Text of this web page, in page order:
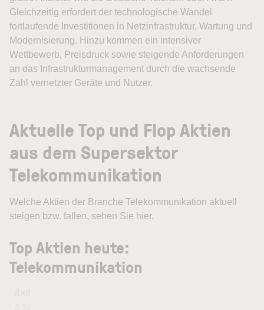
Gleichzeitig erfordert der technologische Wandel
fortlaufende Investitionen in Netzinfrastruktur, Wartung und
Modernisierung. Hinzu kommen ein intensiver
Wettbewerb, Preisdruck sowie steigende Anforderungen
an das Infrastrukturmanagement durch die wachsende
Zahl vernetzter Geräte und Nutzer.
Aktuelle Top und Flop Aktien
aus dem Supersektor
Telekommunikation
Welche Aktien der Branche Telekommunikation aktuell
steigen bzw. fallen, sehen Sie hier.
Top Aktien heute:
Telekommunikation